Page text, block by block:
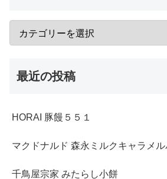
最近の投稿
HORAI 豚饅５５１
マクドナルド 森永ミルクキャラメル
千鳥屋宗家 みたらし小餅